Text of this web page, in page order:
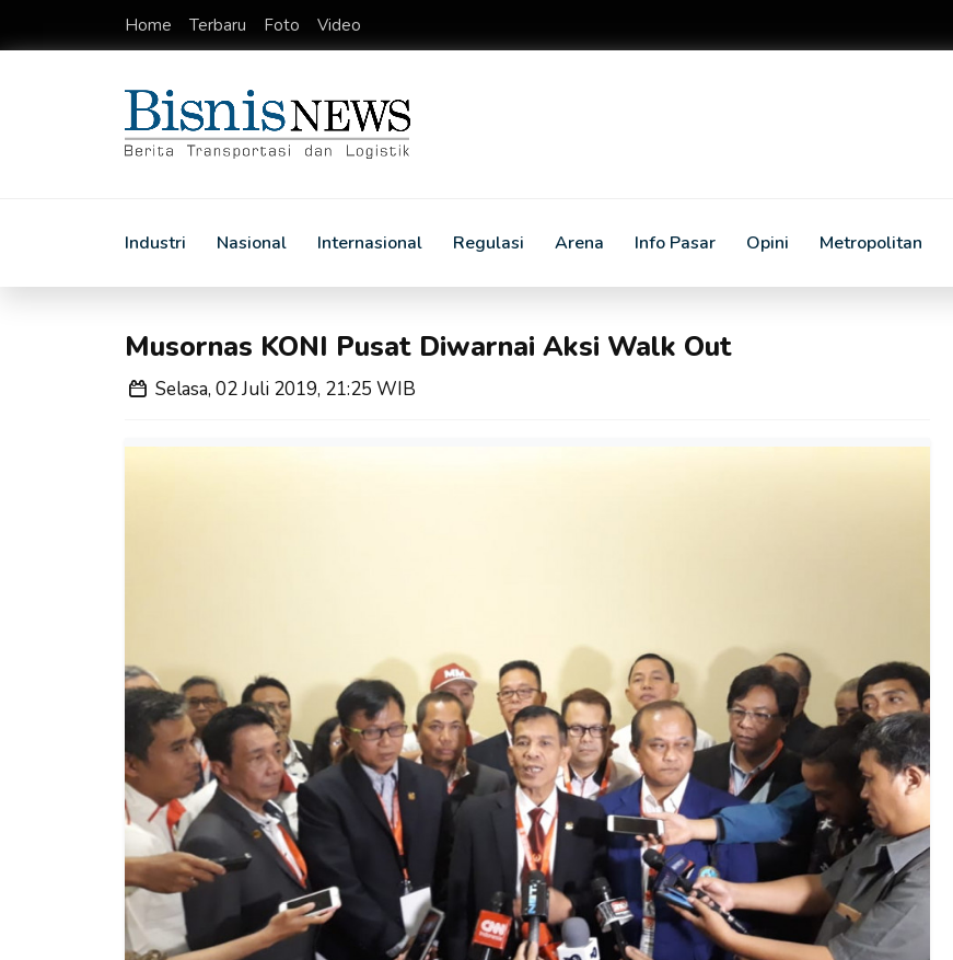
Home Terbaru Foto Video
Industri Nasional Internasional Regulasi Arena Info Pasar Opini Metropolitan
Musornas KONI Pusat Diwarnai Aksi Walk Out
Selasa, 02 Juli 2019, 21:25 WIB